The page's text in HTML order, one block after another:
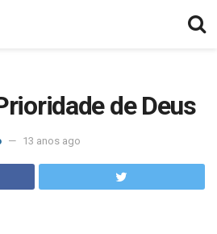
de Deus
13 anos ago